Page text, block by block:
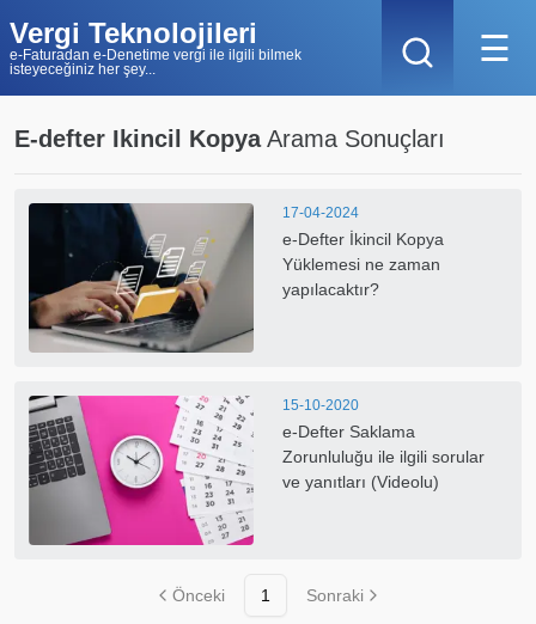
Vergi Teknolojileri
e-Faturadan e-Denetime vergi ile ilgili bilmek
isteyeceğiniz her şey...
☰
E-defter Ikincil KopyaArama Sonuçları
17-04-2024
e-Defter İkincil Kopya
Yüklemesi ne zaman
yapılacaktır?
15-10-2020
e-Defter Saklama
Zorunluluğu ile ilgili sorular
ve yanıtları (Videolu)
Önceki 1 Sonraki